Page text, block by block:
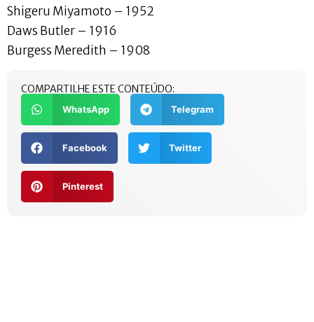
Shigeru Miyamoto – 1952
Daws Butler – 1916
Burgess Meredith – 1908
COMPARTILHE ESTE CONTEÚDO:
WhatsApp Telegram
Facebook Twitter
Pinterest